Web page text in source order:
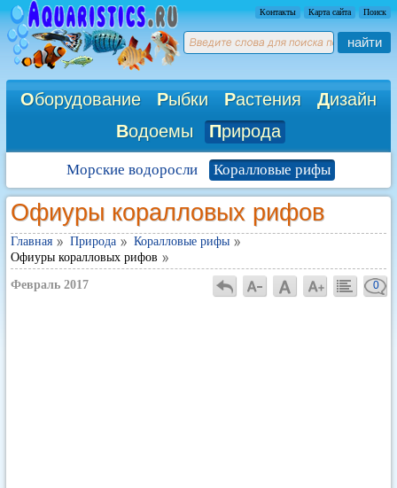
Контакты Карта сайта Поиск
найти
Оборудование Рыбки Растения Дизайн
Водоемы Природа
Морские водоросли Коралловые рифы
Офиуры коралловых рифов
Главная Природа
Коралловые рифы
Офиуры коралловых рифов
Февраль 2017 0